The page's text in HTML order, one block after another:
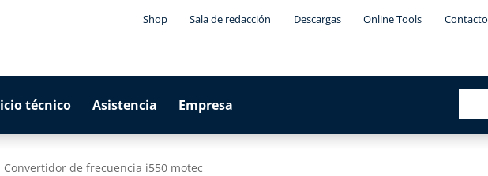
Shop Sala de redacción Descargas Online Tools Contacto
técnico Asistencia Empresa
Convertidor de frecuencia i550 motec